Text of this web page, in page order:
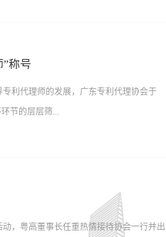
国贸促会专利商标事务所王会卿部长介
作，促进双方互利共赢发展。本次交流会
身优势，在交流中进步，在学习中前行，
称号
利代理师的发展，广东专利代理协会于
节的层层筛...
斩获广东省“十大新锐专利代理师”殊荣。
一荣誉的获得既是对冯振宁先生个人才华
年、2018年、2019年连续获此殊荣之后
，粤高董事长任重热情接待协会一行并出